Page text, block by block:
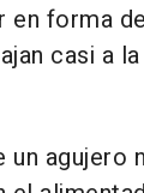
en forma
casi a
un agujero